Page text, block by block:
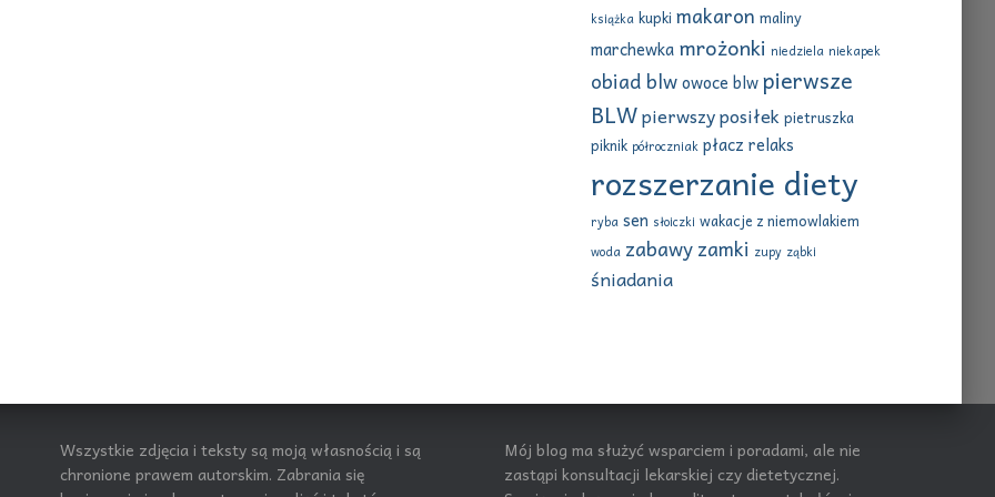
książka kupki makaron maliny
marchewka mrożonki niedziela niekapek
obiad blwowoce blwpierwsze
BLWpierwszy posiłek pietruszka
piknik półroczniak płacz relaks
rozszerzanie diety
ryba sen słoiczki wakacje z niemowlakiem
woda zabawyzamki zupy ząbki
śniadania
Wszystkie zdjęcia i teksty są moją własnością i są
chronione prawem autorskim. Zabrania się
Mój blog ma służyć wsparciem i poradami, ale nie
zastąpi konsultacji lekarskiej czy dietetycznej.